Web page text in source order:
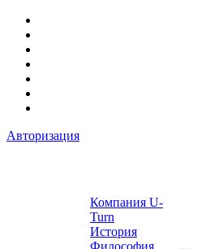
Авторизация
Компания U-
Turn
История
Философия